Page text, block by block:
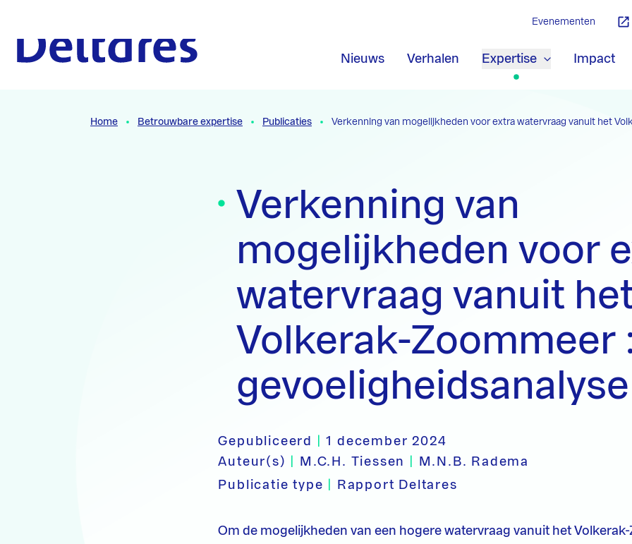
Nieuws Verhalen Expertise Impact
Evenementen
Home Betrouwbare expertise Publicaties Verkenning van mogelijkheden voor extra watervraag vanuit het
Verkenning van
mogelijkheden voor
watervraag vanuit
Volkerak-Zoommeer
gevoeligheidsanalyse
Gepubliceerd |1 december 2024
Auteur(s)
M.C.H. Tiessen
M.N.B. Radema
Publicatie type
Rapport Deltares
Om de mogelijkheden van een hogere watervraag vanuit het